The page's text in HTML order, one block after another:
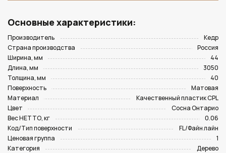
Основные характеристики:
Производитель
Кедр
Страна производства
Россия
Ширина, мм
44
Длина, мм
3050
Толщина, мм
40
Поверхность
Матовая
Материал
Качественный пластик CPL
Цвет
Сосна Онтарио
Вес НЕТТО, кг
0.06
Код/Тип поверхности
FL/Файн лайн
Ценовая группа
1
Категория
Дерево